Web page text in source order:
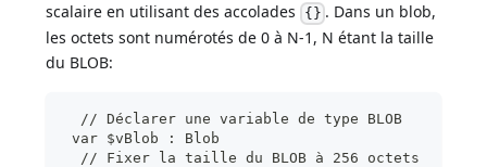
scalaire en utilisant des accolades {} . Dans un blob,
les octets sont numérotés de 0 à N-1, N étant la taille
du BLOB:
  // Déclarer une variable de type BLOB
var $vBlob : Blob
  // Fixer la taille du BLOB à 256 octets